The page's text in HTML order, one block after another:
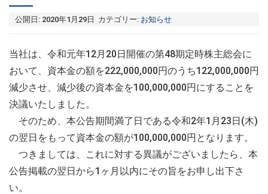
公開日: 2020年1月29日 カテゴリー: お知らせ
当社は、令和元年12月20日開催の第48期定時株主総会に
おいて、資本金の額を222,000,000円のうち122,000,000円
減少させ、減少後の資本金を100,000,000円にすることを
決議いたしました。
そのため、本公告期間満了日である令和2年1月23日(木)
の翌日をもって資本金の額が100,000,000円となります。
つきましては、これに対する異議がございましたら、本
公告掲載の翌日から1ヶ月以内にその旨をお申し出下さ
い。